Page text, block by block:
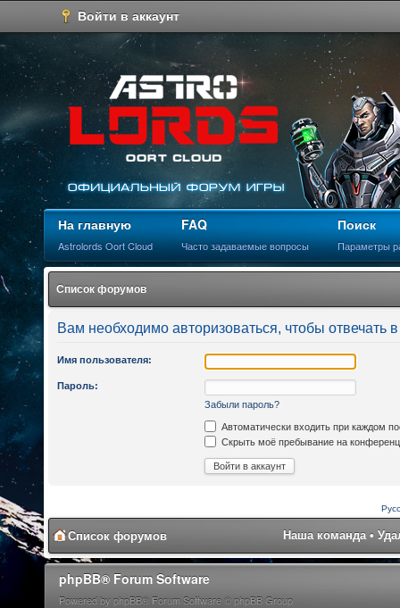
Войти в аккаунт
На главную
Astrolords Oort Cloud
FAQ
Часто задаваемые вопросы
Поиск
Параметры
Список форумов
Вам необходимо авторизоваться, чтобы отвечать
Имя пользователя:
Пароль:
Забыли пароль?
Автоматически входить при каждом
Скрыть моё пребывание на
Список форумов Наша команда•
phpBB® Forum Software
Powered by phpBB® Forum Software © phpBB Group